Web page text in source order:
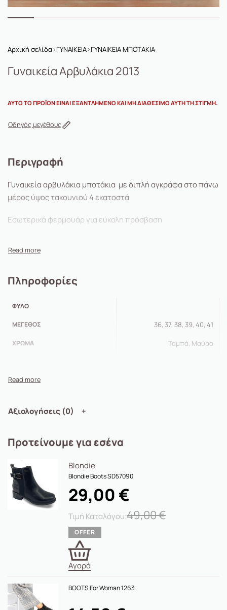
Αρχική σελίδα›ΓΥΝΑΙΚΕΙΑ›ΓΥΝΑΙΚΕΙΑ ΜΠΟΤΑΚΙΑ
Γυναικεία Αρβυλάκια 2013
ΑΥΤΌ ΤΟ ΠΡΟΪΌΝ ΕΊΝΑΙ ΕΞΑΝΤΛΗΜΈΝΟ ΚΑΙ ΜΗ ΔΙΑΘΈΣΙΜΟ ΑΥΤΉ ΤΗ ΣΤΙΓΜΉ.
Οδηγός μεγέθους
Περιγραφή
Γυναικεία αρβυλάκια μποτάκια με διπλή αγκράφα στο πάνω
μέρος ύψος τακουνιού 4 εκατοστά
Εσωτερικά φερμουάρ για εύκολη πρόσβαση
Πληροφορίες
ΦΎΛΟ
ΜΈΓΕΘΟΣ 36, 37, 38, 39, 40, 41
ΧΡΏΜΑ Ταμπά, Μαύρο
Αξιολογήσεις (0)
Προτείνουμε για εσένα
Blondie
Blondie Boots SD57090
49,00€
29,00 €
Αγορά
BOOTS For Woman 1263